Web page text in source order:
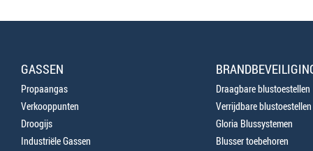
GASSEN
Propaangas
Verkooppunten
Droogijs
Industriële Gassen
Draagbare blustoestellen
Verrijdbare blustoestellen
Gloria Blussystemen
Blusser toebehoren